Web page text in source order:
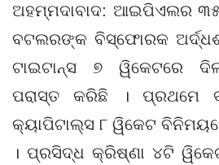
ଅହମ୍ମଦାବାଦ: ଆଇପିଏଲର
ବଟଲରଙ୍କ ବିସ୍ଫୋରକ
ଟାଇଟାନ୍ସ ୭ ୱିକେଟରେ
ପରାସ୍ତ କରିଛି । ପ୍ରଥମେ
କ୍ୟାପିଟାଲ୍ସ ୮ ୱିକେଟ
। ପ୍ରସିଦ୍ଧ କ୍ରିଷ୍ଣା ୪ଟି